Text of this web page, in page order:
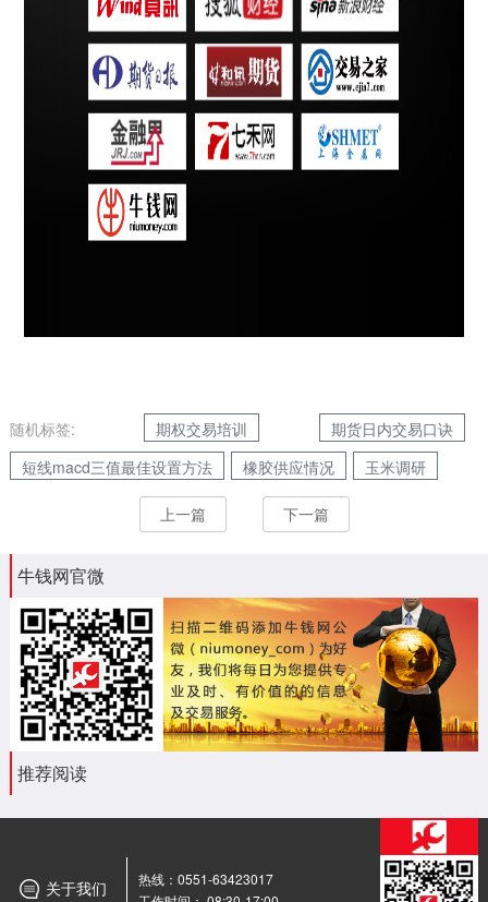
随机标签: 期权交易培训
期货日内交易口诀
短线macd三值最佳设置方法
橡胶供应情况 玉米调研
上一篇 下一篇
牛钱网官微
推荐阅读
关于我们
热线：0551-63423017